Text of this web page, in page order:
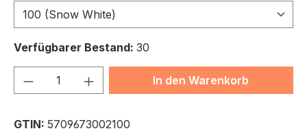
100 (Snow White)
Verfügbarer Bestand: 30
Produkt Anzahl: Gib denIn den Warenkorb
GTIN: 5709673002100